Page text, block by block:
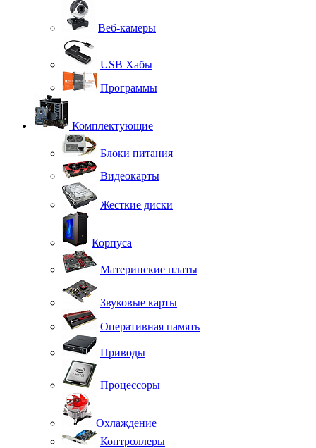
Веб-камеры
USB Хабы
Программы
Комплектующие
Блоки питания
Видеокарты
Жесткие диски
Корпуса
Материнские платы
Звуковые карты
Оперативная память
Приводы
Процессоры
Охлаждение
Контроллеры